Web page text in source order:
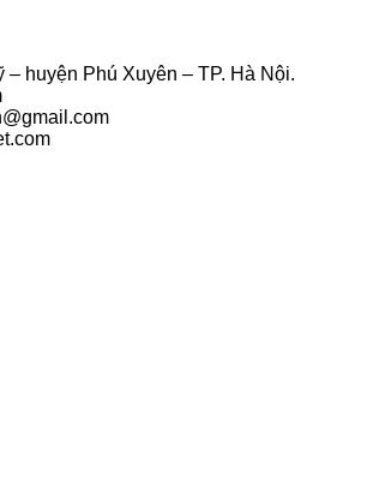
huyện Phú Xuyên – TP. Hà Nội.